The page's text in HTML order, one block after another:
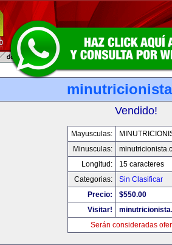
Vendido!
Mayusculas:
Minusculas:
Longitud:
15 caracteres
Categorias:
Sin Clasificar
Precio:
$550.00
Visitar!
Serán consideradas